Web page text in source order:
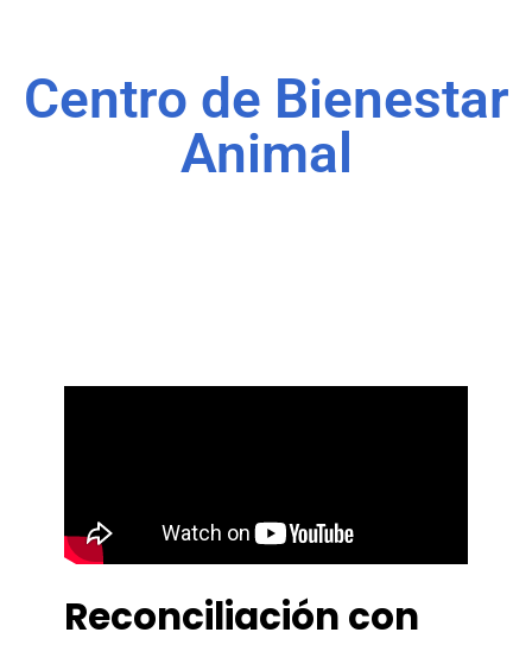
Centro de Bienestar
Animal
Reconciliación con